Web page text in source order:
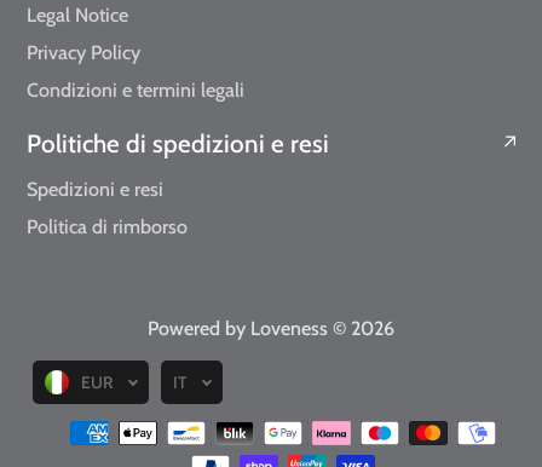
Legal Notice
Privacy Policy
Condizioni e termini legali
Politiche di spedizioni e resi
Spedizioni e resi
Politica di rimborso
Powered by Loveness © 2026
EUR IT